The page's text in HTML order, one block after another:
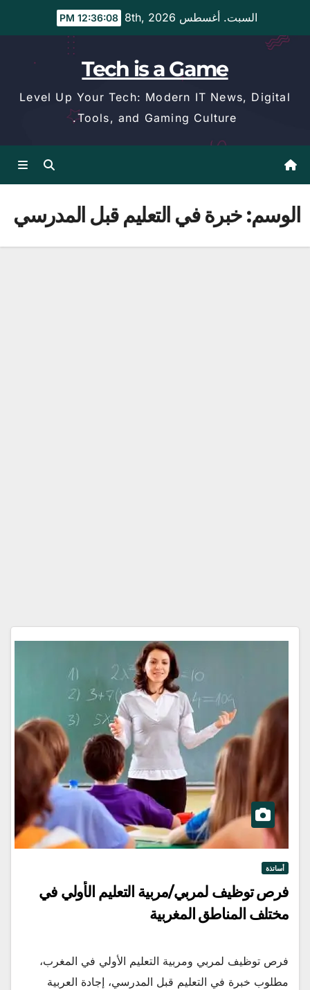
content
السبت. أغسطس 8th, 2026 12:36:08 PM
Tech is a Game
Level Up Your Tech: Modern IT News, Digital
Tools, and Gaming Culture.
الوسم:خبرة في التعليم قبل المدرسي
أساتذة
فرص توظيف لمربي/مربية التعليم الأولي في
مختلف المناطق المغربية
فرص توظيف لمربي ومربية التعليم الأولي في المغرب،
مطلوب خبرة في التعليم قبل المدرسي، إجادة العربية